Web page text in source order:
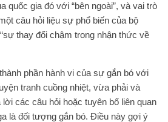
quốc gia đó với “bên ngoài”, và vai trò
câu hỏi liệu sự phổ biến của bộ
thay đổi chậm trong nhận thức về
phần hành vi của sự gắn bó với
tranh cuồng nhiệt, vừa phải và
các câu hỏi hoặc tuyên bố liên quan
là đối tượng gắn bó. Điều này gợi ý